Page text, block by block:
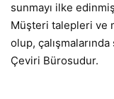
sunmayı ilke
Müşteri talepleri ve
olup,
Çeviri Bürosudur.